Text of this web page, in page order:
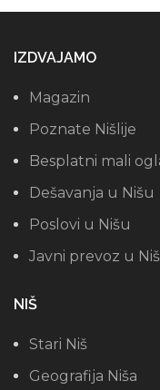
IZDVAJAMO
Magazin
Poznate Nišlije
Besplatni mali
Dešavanja u Nišu
Poslovi u Nišu
Javni prevoz u
NIŠ
Stari Niš
Geografija Niša